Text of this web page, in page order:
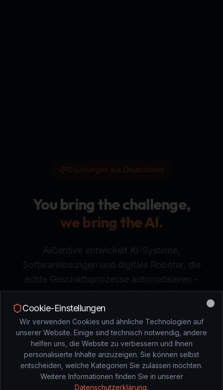
KI-Lösungen aus Deutschland
You bring the challenge,
we bring the AI.
AiCentive entwickelt KI-Systeme,
Softwarelösungen und digitale Roboter, die
echte Geschäftsprozesse automatisieren –
sicher, skalierbar und individuell.
Beratung anfragen
DAS PROBLEM
Cookie-Einstellungen
Wir verwenden Cookies und ähnliche Technologien auf
unserer Website. Einige sind technisch notwendig, andere
helfen uns, die Website zu verbessern und Ihnen
personalisierte Inhalte anzuzeigen. Sie können selbst
entscheiden, welche Kategorien Sie zulassen möchten.
Weitere Informationen finden Sie in unserer
Datenschutzerklärung.